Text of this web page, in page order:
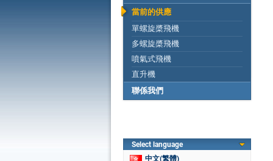
當前的供應
單螺旋槳飛機
多螺旋槳飛機
噴氣式飛機
直升機
聯係我們
Select language
中文(繁體)